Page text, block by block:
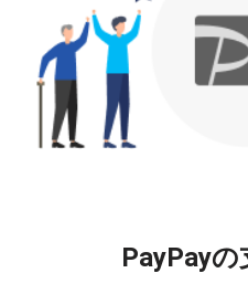
PayPay